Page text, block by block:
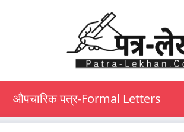
औपचारिक पत्र-Formal Letters